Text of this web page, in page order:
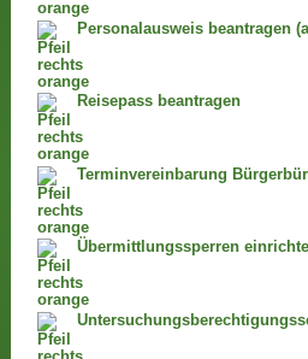
Personalausweis beantragen
Reisepass beantragen
Terminvereinbarung
Übermittlungssperren